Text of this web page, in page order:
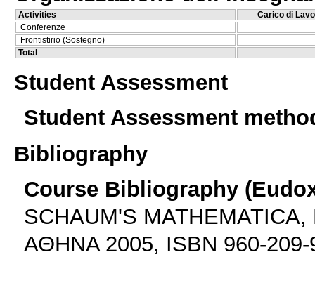
Activities
Carico di
Conferenze
Frontistirio (Sostegno)
Total
Student Assessment
Student Assessment
Bibliography
Course Bibliography
SCHAUM'S
ΑΘΗΝΑ 2005, ISBN 960-209-